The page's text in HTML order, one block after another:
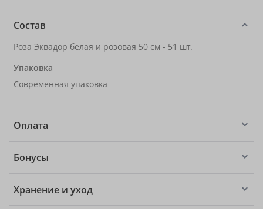
Состав
Роза Эквадор белая и розовая 50 см - 51 шт.
Упаковка
Современная упаковка
Оплата
Бонусы
Хранение и уход